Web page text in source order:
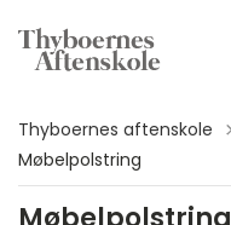
Thyboernes aftenskole
Møbelpolstring